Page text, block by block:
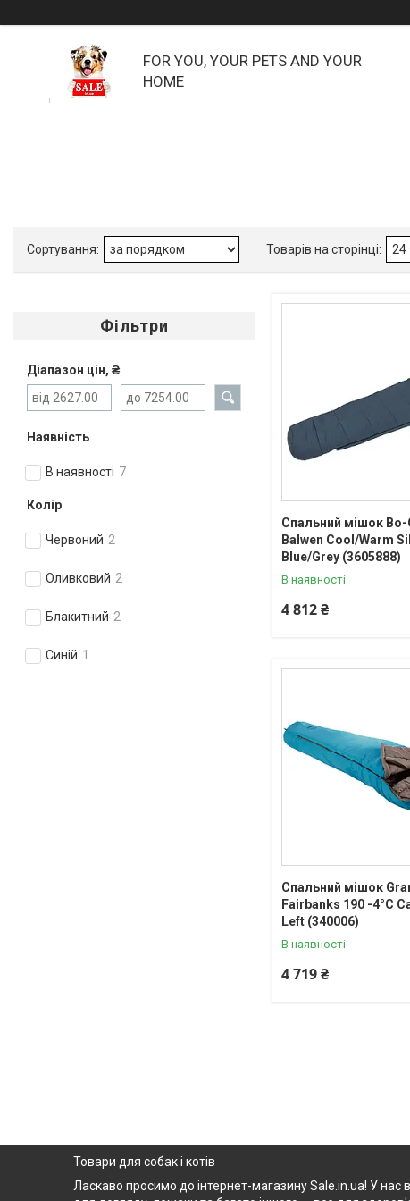
FOR YOU, YOUR PETS AND YOUR
HOME
Фільтри
Діапазон цін, ₴
Наявність
В наявності 7
Колір
Червоний 2
Оливковий 2
Блакитний 2
Синій 1
Спальний мішок Bo-
Balwen Cool/Warm
Blue/Grey (3605888)
В наявності
4 812 ₴
Спальний мішок
Fairbanks 190 -4°C
Left (340006)
В наявності
4 719 ₴
Товари для собак і котів
Ласкаво просимо до інтернет-магазину Sale.in.ua! У нас